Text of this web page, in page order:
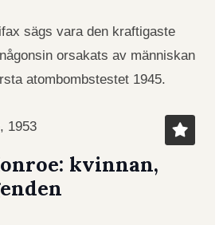
sägs vara den kraftigaste
orsakats av människan
atombombstestet 1945.
kvinnan,